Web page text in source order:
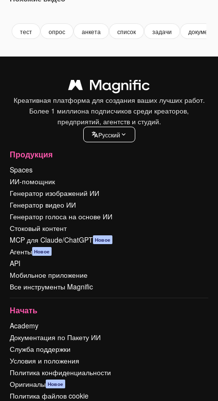
тест опрос анкета список задачи документ
Креативная платформа для создания ваших лучших работ.
Более 1 миллиона подписчиков среди креаторов,
предприятий, агентств и студий.
Pусский
Продукция
Spaces
ИИ-помощник
Генератор изображений ИИ
Генератор видео ИИ
Генератор голоса на основе ИИ
Стоковый контент
MCP для Claude/ChatGPT Новое
Агенты Новое
API
Мобильное приложение
Все инструменты Magnific
Начать
Academy
Документация по Пакету ИИ
Служба поддержки
Условия и положения
Политика конфиденциальности
Оригиналы Новое
Политика файлов cookie